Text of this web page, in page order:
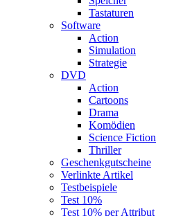
Tastaturen
Software
Action
Simulation
Strategie
DVD
Action
Cartoons
Drama
Komödien
Science Fiction
Thriller
Geschenkgutscheine
Verlinkte Artikel
Testbeispiele
Test 10%
Test 10% per Attribut